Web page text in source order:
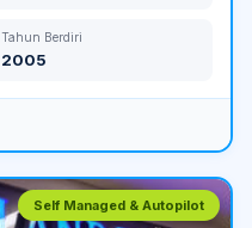
Tahun Berdiri
2005
Self Managed & Autopilot